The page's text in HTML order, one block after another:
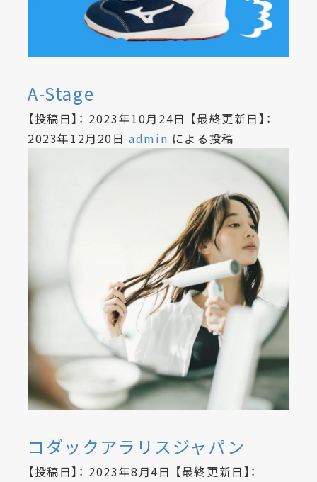
A-Stage
【投稿日】： 2023年10月24日 【最終更新日】：
2023年12月20日 admin による投稿
コダックアラリスジャパン
【投稿日】： 2023年8月4日 【最終更新日】：